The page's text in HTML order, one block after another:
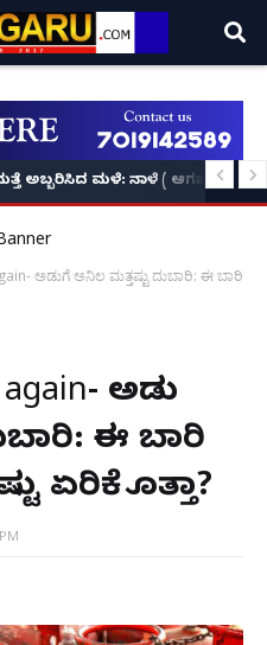
ಅಬ್ಬರಿಸಿದ ಮಳೆ: ನಾಳೆ ( ಆಗಷ್ಟ್ 8)
ಅಡುಗೆ ಅನಿಲ ಮತ್ತಷ್ಟು ದುಬಾರಿ: ಈ ಬಾರಿ
ಅಡುಗೆ
ಈ ಬಾರಿ
ಏರಿಕೆ ಗೊತ್ತಾ?